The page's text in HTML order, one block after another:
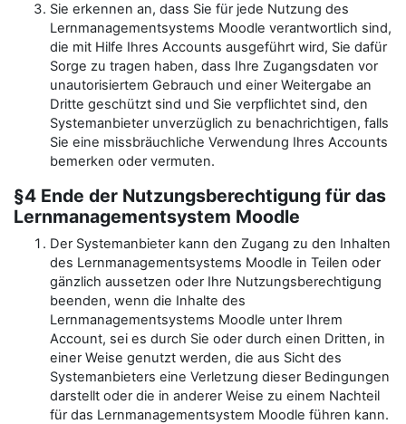
Sie erkennen an, dass Sie für jede Nutzung des
Lernmanagementsystems Moodle verantwortlich sind,
die mit Hilfe Ihres Accounts ausgeführt wird, Sie dafür
Sorge zu tragen haben, dass Ihre Zugangsdaten vor
unautorisiertem Gebrauch und einer Weitergabe an
Dritte geschützt sind und Sie verpflichtet sind, den
Systemanbieter unverzüglich zu benachrichtigen, falls
Sie eine missbräuchliche Verwendung Ihres Accounts
bemerken oder vermuten.
§4 Ende der Nutzungsberechtigung für das
Lernmanagementsystem Moodle
Der Systemanbieter kann den Zugang zu den Inhalten
des Lernmanagementsystems Moodle in Teilen oder
gänzlich aussetzen oder Ihre Nutzungsberechtigung
beenden, wenn die Inhalte des
Lernmanagementsystems Moodle unter Ihrem
Account, sei es durch Sie oder durch einen Dritten, in
einer Weise genutzt werden, die aus Sicht des
Systemanbieters eine Verletzung dieser Bedingungen
darstellt oder die in anderer Weise zu einem Nachteil
für das Lernmanagementsystem Moodle führen kann.